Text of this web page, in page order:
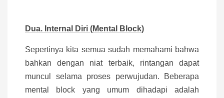
Dua. Internal Diri (Mental Block)
Sepertinya kita semua sudah memahami bahwa
bahkan dengan niat terbaik, rintangan dapat
muncul selama proses perwujudan. Beberapa
mental block yang umum dihadapi adalah